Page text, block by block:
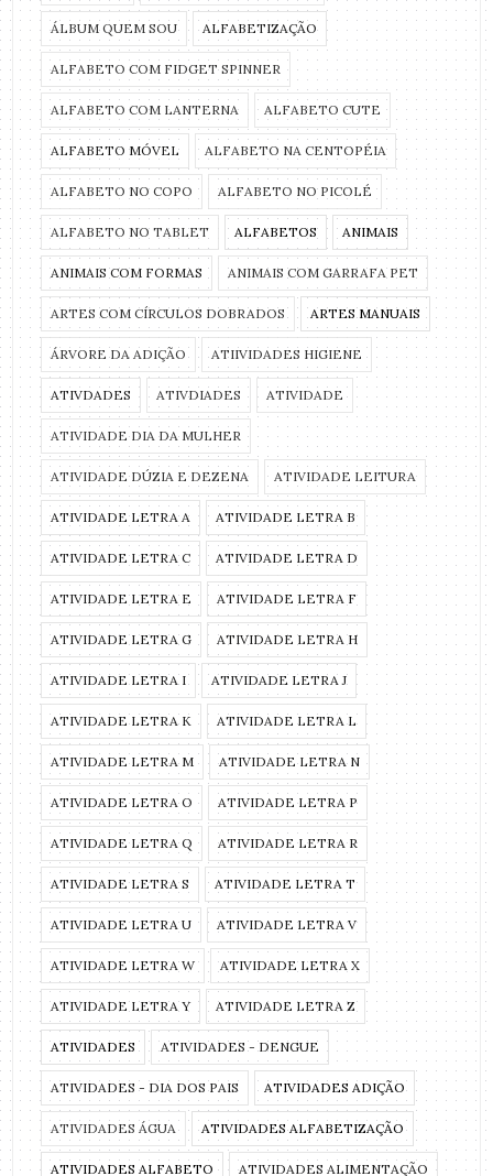
ÁLBUM QUEM SOU ALFABETIZAÇÃO
ALFABETO COM FIDGET SPINNER
ALFABETO COM LANTERNA ALFABETO CUTE
ALFABETO MÓVEL ALFABETO NA CENTOPÉIA
ALFABETO NO COPO ALFABETO NO PICOLÉ
ALFABETO NO TABLET ALFABETOS ANIMAIS
ANIMAIS COM FORMAS ANIMAIS COM GARRAFA PET
ARTES COM CÍRCULOS DOBRADOS ARTES MANUAIS
ÁRVORE DA ADIÇÃO ATIIVIDADES HIGIENE
ATIVDADES ATIVDIADES ATIVIDADE
ATIVIDADE DIA DA MULHER
ATIVIDADE DÚZIA E DEZENA ATIVIDADE LEITURA
ATIVIDADE LETRA A ATIVIDADE LETRA B
ATIVIDADE LETRA C ATIVIDADE LETRA D
ATIVIDADE LETRA E ATIVIDADE LETRA F
ATIVIDADE LETRA G ATIVIDADE LETRA H
ATIVIDADE LETRA I ATIVIDADE LETRA J
ATIVIDADE LETRA K ATIVIDADE LETRA L
ATIVIDADE LETRA M ATIVIDADE LETRA N
ATIVIDADE LETRA O ATIVIDADE LETRA P
ATIVIDADE LETRA Q ATIVIDADE LETRA R
ATIVIDADE LETRA S ATIVIDADE LETRA T
ATIVIDADE LETRA U ATIVIDADE LETRA V
ATIVIDADE LETRA W ATIVIDADE LETRA X
ATIVIDADE LETRA Y ATIVIDADE LETRA Z
ATIVIDADES ATIVIDADES - DENGUE
ATIVIDADES - DIA DOS PAIS ATIVIDADES ADIÇÃO
ATIVIDADES ÁGUA ATIVIDADES ALFABETIZAÇÃO
ATIVIDADES ALFABETO ATIVIDADES ALIMENTAÇÃO